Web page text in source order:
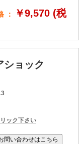
：
￥9,570 (税
ショック
ック下さい